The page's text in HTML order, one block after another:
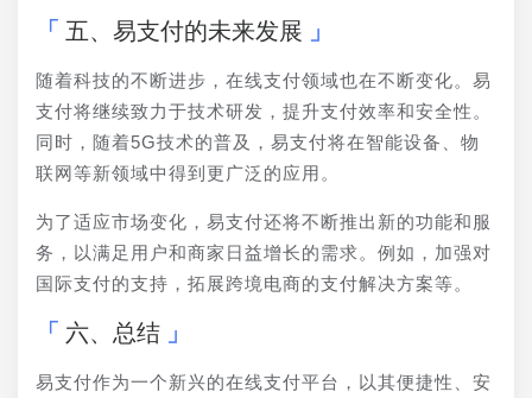
五、易支付的未来发展
随着科技的不断进步，在线支付领域也在不断变化。易
支付将继续致力于技术研发，提升支付效率和安全性。
同时，随着5G技术的普及，易支付将在智能设备、物
联网等新领域中得到更广泛的应用。
为了适应市场变化，易支付还将不断推出新的功能和服
务，以满足用户和商家日益增长的需求。例如，加强对
国际支付的支持，拓展跨境电商的支付解决方案等。
六、总结
易支付作为一个新兴的在线支付平台，以其便捷性、安